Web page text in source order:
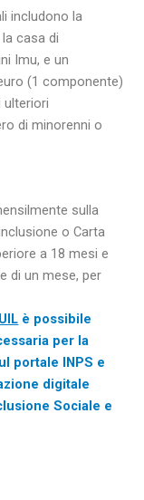
includono la
casa di
Imu, e un
(1 componente)
ulteriori
di minorenni o
sulla
o Carta
a 18 mesi e
di un mese, per
è possibile
per la
portale INPS e
digitale
Sociale e